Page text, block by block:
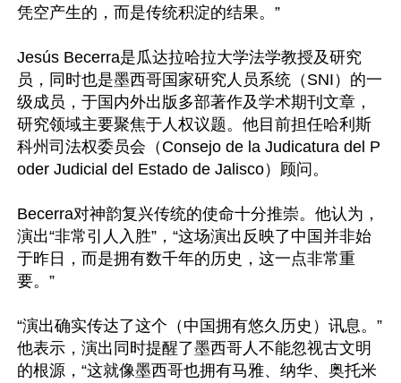
凭空产生的，而是传统积淀的结果。”
Jesús Becerra是瓜达拉哈拉大学法学教授及研究
员，同时也是墨西哥国家研究人员系统（SNI）的一
级成员，于国内外出版多部著作及学术期刊文章，
研究领域主要聚焦于人权议题。他目前担任哈利斯
科州司法权委员会（Consejo de la Judicatura del P
oder Judicial del Estado de Jalisco）顾问。
Becerra对神韵复兴传统的使命十分推崇。他认为，
演出“非常引人入胜”，“这场演出反映了中国并非始
于昨日，而是拥有数千年的历史，这一点非常重
要。”
“演出确实传达了这个（中国拥有悠久历史）讯息。”
他表示，演出同时提醒了墨西哥人不能忽视古文明
的根源，“这就像墨西哥也拥有马雅、纳华、奥托米